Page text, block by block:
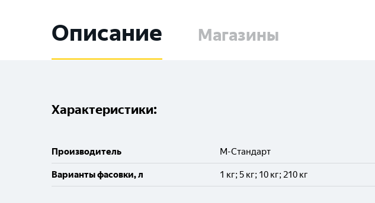
Описание Магазины
Характеристики:
Производитель М-Стандарт
Варианты фасовки, л 1 кг; 5 кг; 10 кг; 210 кг